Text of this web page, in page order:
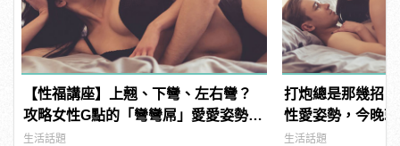
【性福講座】上翹、下彎、左右彎？
攻略女性G點的「彎彎屌」愛愛姿勢推
薦！ | manfashion這樣變型男
生活話題
打炮總是那幾招
性愛姿勢，今晚
天！ |
生活話題